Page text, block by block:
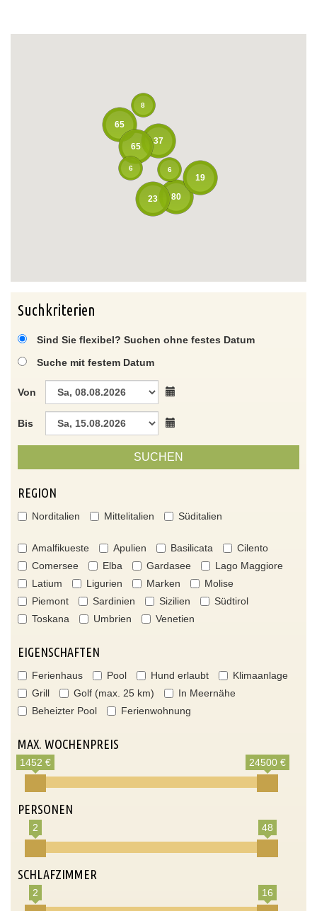
80
19
65
37
65
23
6
6
8
Suchkriterien
Sind Sie flexibel? Suchen ohne festes Datum
Suche mit festem Datum
Von
Bis
SUCHEN
REGION
Norditalien Mittelitalien Süditalien
Amalfikueste Apulien Basilicata
Cilento
Comersee
Elba Gardasee
Lago Maggiore
Latium
Ligurien Marken
Molise
Piemont
Sardinien Sizilien
Südtirol
Toskana
Umbrien Venetien
EIGENSCHAFTEN
Ferienhaus Pool Hund erlaubt
Klimaanlage
Grill
Golf (max. 25 km)
In Meernähe
Beheizter Pool
Ferienwohnung
MAX. WOCHENPREIS
1452 € 24500 €
PERSONEN
2 48
SCHLAFZIMMER
2 16